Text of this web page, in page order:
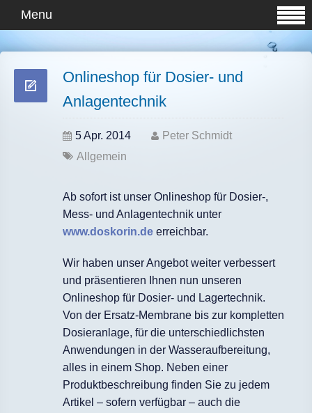
Menu
Onlineshop für Dosier- und
Anlagentechnik
5 Apr. 2014
Peter Schmidt
Allgemein
Ab sofort ist unser Onlineshop für Dosier-,
Mess- und Anlagentechnik unter
www.doskorin.de erreichbar.
Wir haben unser Angebot weiter verbessert
und präsentieren Ihnen nun unseren
Onlineshop für Dosier- und Lagertechnik.
Von der Ersatz-Membrane bis zur kompletten
Dosieranlage, für die unterschiedlichsten
Anwendungen in der Wasseraufbereitung,
alles in einem Shop. Neben einer
Produktbeschreibung finden Sie zu jedem
Artikel – sofern verfügbar – auch die